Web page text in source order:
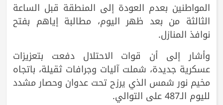
المواطنين بعدم العودة إلى المنطقة قبل الساعة
الثالثة من بعد ظهر اليوم، مطالبة إياهم بفتح
نوافذ المنازل.
وأشار إلى أن قوات الاحتلال دفعت بتعزيزات
عسكرية جديدة، شملت آليات وجرافات ثقيلة، باتجاه
مخيم نور شمس الذي يرزح تحت عدوان وحصار مشدد
لليوم الـ487 على التوالي.